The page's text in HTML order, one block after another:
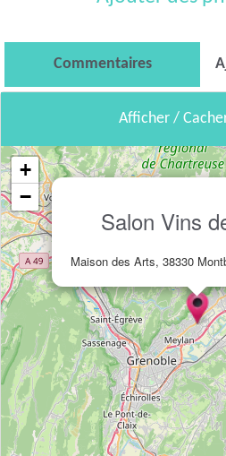
Commentaires
Afficher /
Salon Vins
Maison des Arts, 38330
+
−